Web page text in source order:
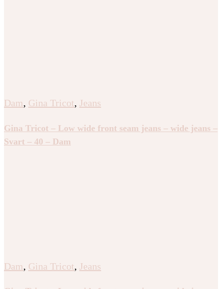
Dam, Gina Tricot, Jeans
Gina Tricot – Low wide front seam jeans – wide jeans –
Svart – 40 – Dam
Dam, Gina Tricot, Jeans